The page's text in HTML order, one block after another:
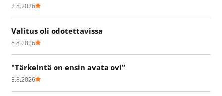
2.8.2026
Valitus oli odotettavissa
6.8.2026
"Tärkeintä on ensin avata ovi"
5.8.2026